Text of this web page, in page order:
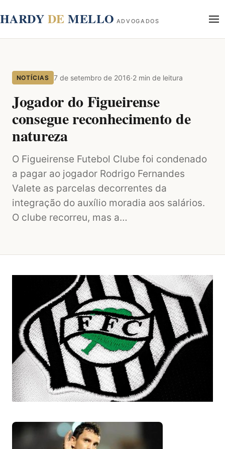
HARDY DE MELLO ADVOGADOS
Áreas de Atuação
Contato
NOTÍCIAS 7 de setembro de 2016·2 min de leitura
Jogador do Figueirense
consegue reconhecimento de
natureza
O Figueirense Futebol Clube foi condenado
a pagar ao jogador Rodrigo Fernandes
Valete as parcelas decorrentes da
integração do auxílio moradia aos salários.
O clube recorreu, mas a…